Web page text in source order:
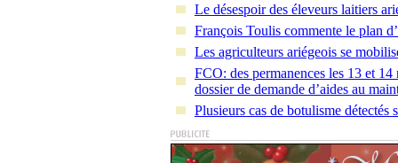
Le désespoir des éleveurs laitiers
François Toulis commente le plan
Les agriculteurs ariégeois se
FCO: des permanences les 13 et
dossier de demande d’aides au
Plusieurs cas de botulisme